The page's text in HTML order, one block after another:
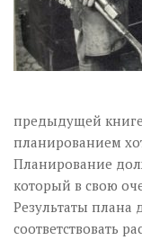
предыдущей книге
планированием
Планирование
который в свою
Результаты
соответствовать